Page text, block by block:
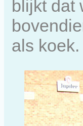
blijkt dat
als koek.